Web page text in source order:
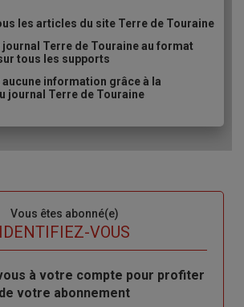
les articles du site Terre de Touraine
journal Terre de Touraine au format
tous les supports
aucune information grâce à la
journal Terre de Touraine
Vous êtes abonné(e)
IDENTIFIEZ-VOUS
à votre compte pour profiter
de votre abonnement